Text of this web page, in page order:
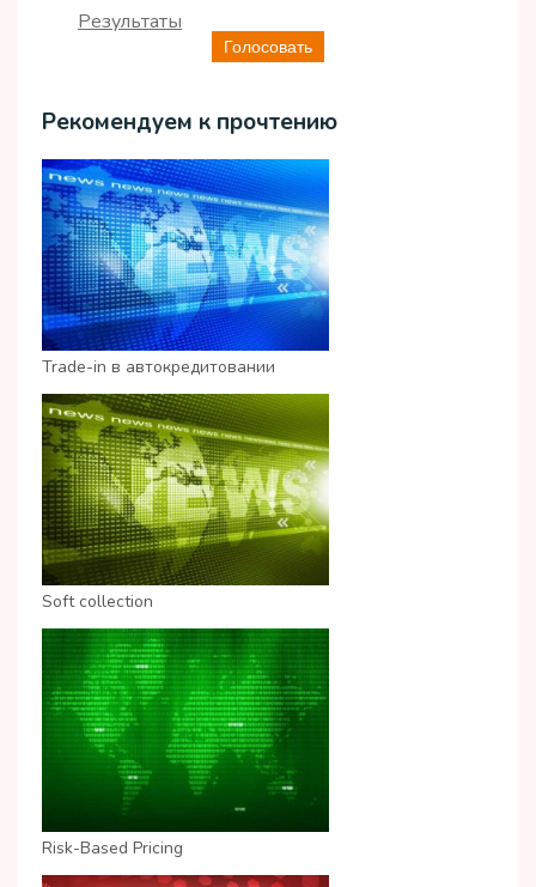
Голосовать
Результаты
Рекомендуем к прочтению
Trade-in в автокредитовании
Soft collection
Risk-Based Pricing